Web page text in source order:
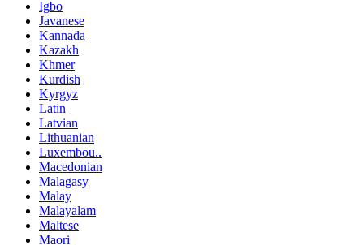
Igbo
Javanese
Kannada
Kazakh
Khmer
Kurdish
Kyrgyz
Latin
Latvian
Lithuanian
Luxembou..
Macedonian
Malagasy
Malay
Malayalam
Maltese
Maori